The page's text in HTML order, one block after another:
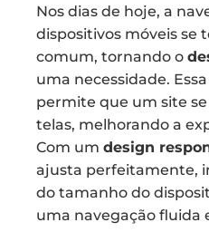
Nos dias de hoje, a
dispositivos móveis se
comum, tornando o
uma necessidade.
permite que um site
telas, melhorando a
Com um design
ajusta perfeitamente,
do tamanho do
uma navegação fluida